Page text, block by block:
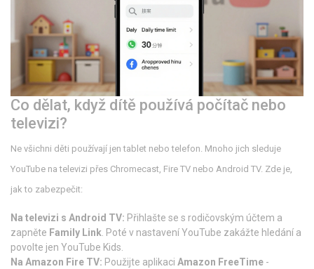
Co dělat, když dítě používá počítač nebo
televizi?
Ne všichni děti používají jen tablet nebo telefon. Mnoho jich sleduje
YouTube na televizi přes Chromecast, Fire TV nebo Android TV. Zde je,
jak to zabezpečit:
Na televizi s Android TV: Přihlašte se s rodičovským účtem a
zapněte Family Link. Poté v nastavení YouTube zakážte hledání a
povolte jen YouTube Kids.
Na Amazon Fire TV: Použijte aplikaci Amazon FreeTime -